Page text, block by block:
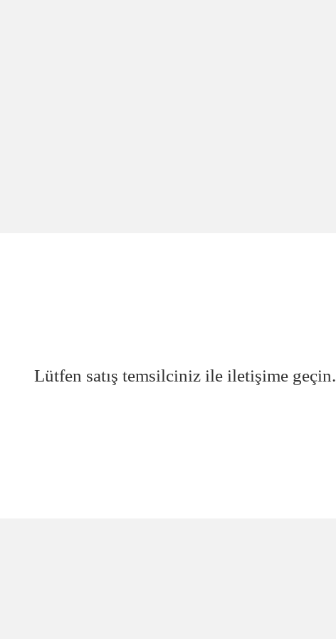
Lütfen satış temsilciniz ile iletişime geçin.